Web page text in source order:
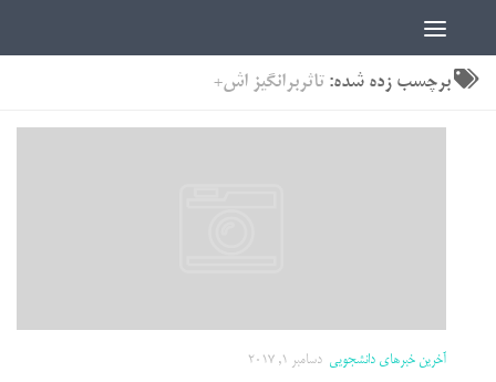
برچسب زده شده:تاثربرانگیز اش+
آخرین خبرهای دانشجویی دسامبر 1, 2017